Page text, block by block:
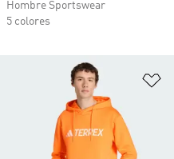
Hombre Sportswear
5 colores